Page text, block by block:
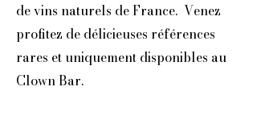
de vins naturels de France. Venez
profitez de délicieuses références
rares et uniquement disponibles au
Clown Bar.